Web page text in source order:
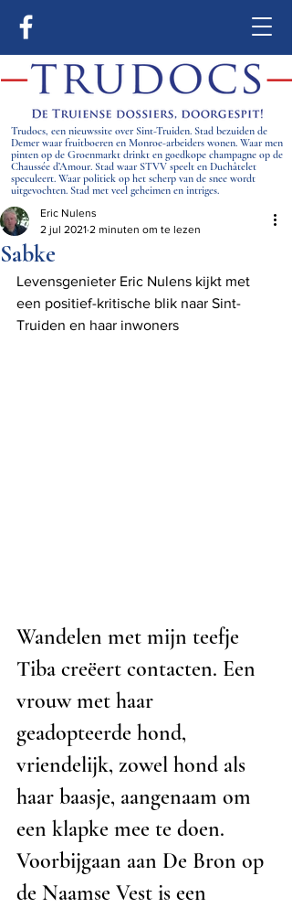
Trudocs, een nieuwssite over Sint-Truiden. Stad bezuiden de
Demer waar fruitboeren en Monroe-arbeiders wonen. Waar men
pinten op de Groenmarkt drinkt en goedkope champagne op de
Chaussée d’Amour. Stad waar STVV speelt en Duchâtelet
speculeert. Waar politiek op het scherp van de snee wordt
uitgevochten. Stad met veel geheimen en intriges.
Sabke
Eric Nulens
2 jul 2021 2 minuten om te lezen
Levensgenieter Eric Nulens kijkt met
een positief-kritische blik naar Sint-
Truiden en haar inwoners
Wandelen met mijn teefje
Tiba creëert contacten. Een
vrouw met haar
geadopteerde hond,
vriendelijk, zowel hond als
haar baasje, aangenaam om
een klapke mee te doen.
Voorbijgaan aan De Bron op
de Naamse Vest is een